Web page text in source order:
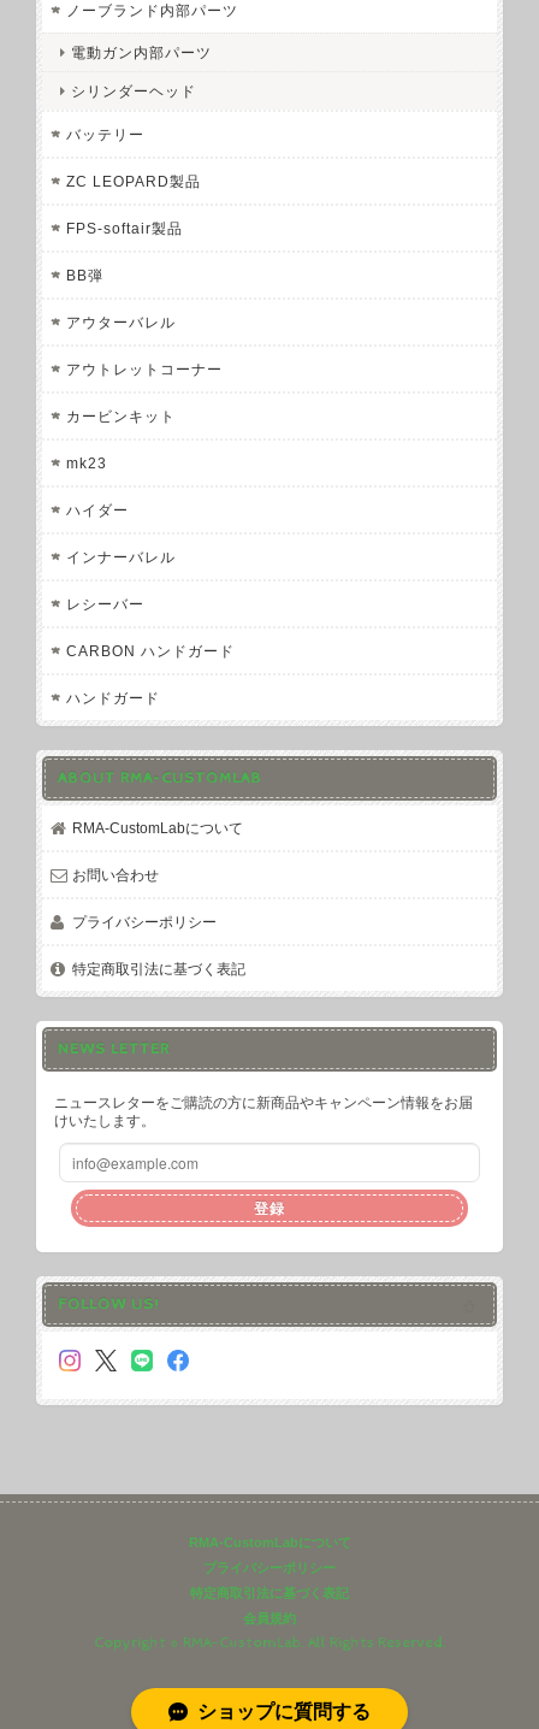
ノーブランド内部パーツ
電動ガン内部パーツ
シリンダーヘッド
バッテリー
ZC LEOPARD製品
FPS-softair製品
BB弾
アウターバレル
アウトレットコーナー
カービンキット
mk23
ハイダー
インナーバレル
レシーバー
CARBON ハンドガード
ハンドガード
ABOUT RMA-CUSTOMLAB
RMA-CustomLabについて
お問い合わせ
プライバシーポリシー
特定商取引法に基づく表記
NEWS LETTER
ニュースレターをご購読の方に新商品やキャンペーン情報をお届
けいたします。
登録
FOLLOW US!
RMA-CustomLabについて
プライバシーポリシー
特定商取引法に基づく表記
会員規約
Copyright © RMA-CustomLab. All Rights Reserved.
ショップに質問する